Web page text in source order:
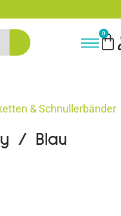
0
& Schnullerbänder
/ Blau